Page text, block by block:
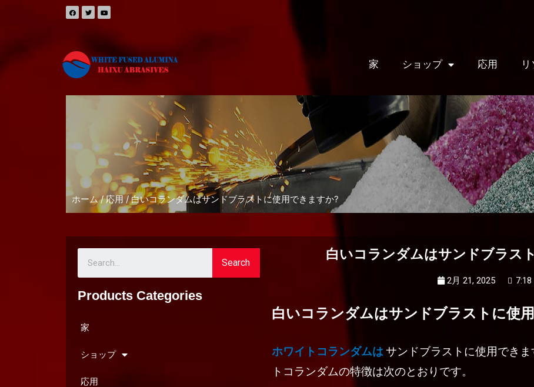
家 ショップ 応用
ホーム/応用/ 白いコランダムはサンドブラストに使用できますか?
Search
Products Categories
家
ショップ
応用
白いコランダムはサンドブラス
2月 21, 2025
白いコランダムはサンドブラストに使
ホワイトコランダムはサンドブラストに使用でき
トコランダムの特徴は次のとおりです。